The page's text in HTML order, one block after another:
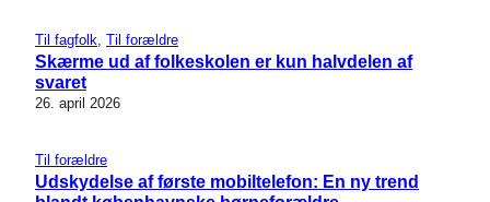
Til fagfolk Til forældre
Skærme ud af folkeskolen er kun halvdelen af
svaret
26. april 2026
Til forældre
Udskydelse af første mobiltelefon: En ny trend